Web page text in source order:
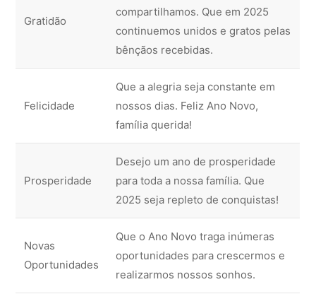
Gratidão
compartilhamos. Que em 2025
continuemos unidos e gratos pelas
bênçãos recebidas.
Felicidade
Que a alegria seja constante em
nossos dias. Feliz Ano Novo,
família querida!
Prosperidade
Desejo um ano de prosperidade
para toda a nossa família. Que
2025 seja repleto de conquistas!
Novas
Oportunidades
Que o Ano Novo traga inúmeras
oportunidades para crescermos e
realizarmos nossos sonhos.